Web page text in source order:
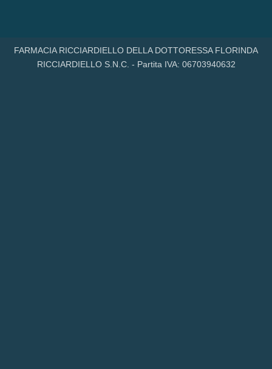
FARMACIA RICCIARDIELLO DELLA DOTTORESSA FLORINDA
RICCIARDIELLO S.N.C. - Partita IVA: 06703940632